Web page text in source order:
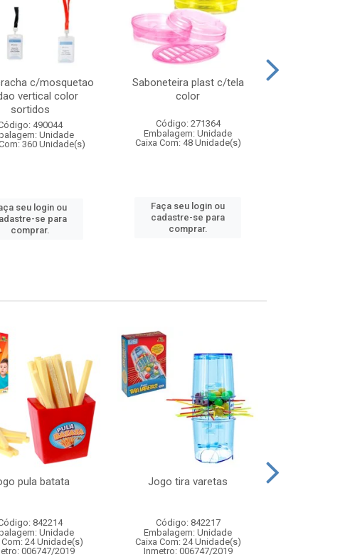
c/mosquetao
vertical color
sortidos
490044
Unidade
360 Unidade(s)
seu login ou
se para
comprar.
Saboneteira plast c/tela
color
Código: 271364
Embalagem: Unidade
Caixa Com: 48 Unidade(s)
Faça seu login ou
cadastre-se para
comprar.
pula batata
842214
Unidade
Com: 24 Unidade(s)
006747/2019
Jogo tira varetas
Código: 842217
Embalagem: Unidade
Caixa Com: 24 Unidade(s)
Inmetro: 006747/2019